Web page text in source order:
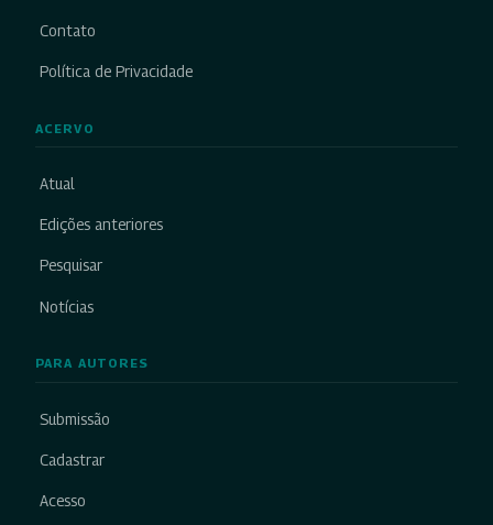
Contato
Política de Privacidade
ACERVO
Atual
Edições anteriores
Pesquisar
Notícias
PARA AUTORES
Submissão
Cadastrar
Acesso